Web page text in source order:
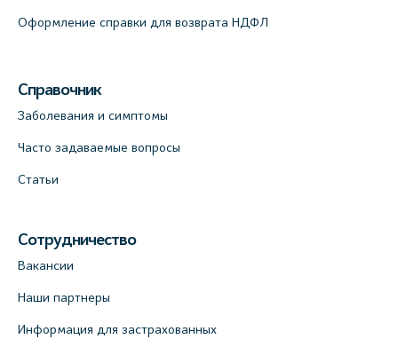
Оформление справки для возврата НДФЛ
Справочник
Заболевания и симптомы
Часто задаваемые вопросы
Статьи
Сотрудничество
Вакансии
Наши партнеры
Информация для застрахованных